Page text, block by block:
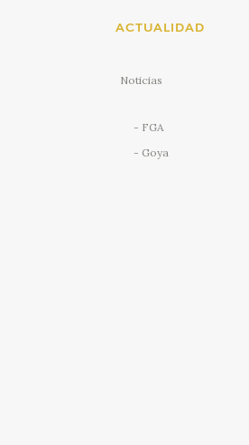
ACTUALIDAD
Noticias
FGA
Goya